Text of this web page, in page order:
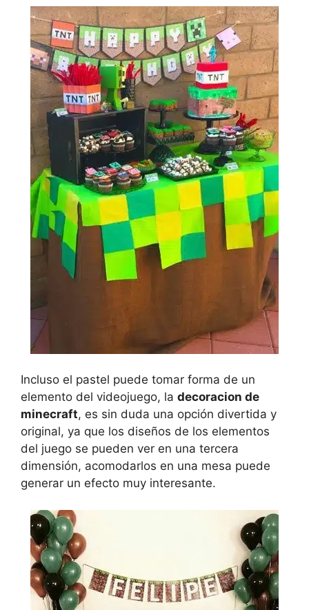
Incluso el pastel puede tomar forma de un
elemento del videojuego, la decoracion de
minecraft, es sin duda una opción divertida y
original, ya que los diseños de los elementos
del juego se pueden ver en una tercera
dimensión, acomodarlos en una mesa puede
generar un efecto muy interesante.